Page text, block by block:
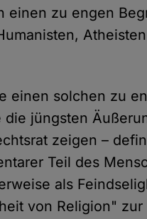
einen zu engen
einen solchen zu
die jüngsten
zeigen –
Teil des
als
von Religion"